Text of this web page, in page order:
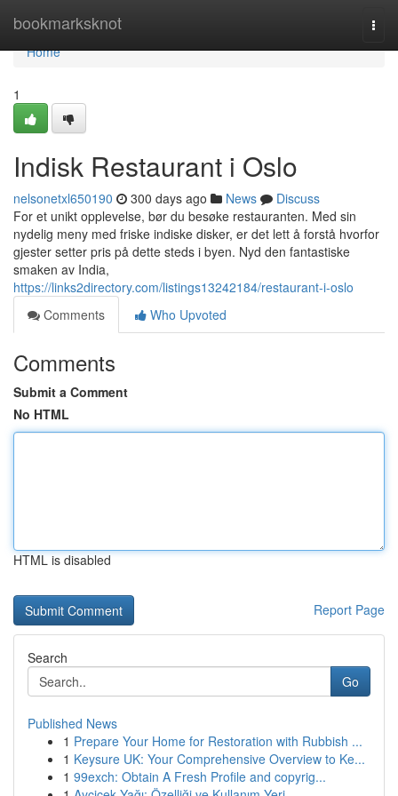
bookmarksknot
Home
Home
1
Indisk Restaurant i Oslo
nelsonetxl650190 300 days ago News
Discuss
For et unikt opplevelse, bør du besøke restauranten. Med sin
nydelig meny med friske indiske disker, er det lett å forstå hvorfor
gjester setter pris på dette steds i byen. Nyd den fantastiske
smaken av India,
https://links2directory.com/listings13242184/restaurant-i-oslo
Comments
Who Upvoted
Comments
Submit a Comment
No HTML
HTML is disabled
Report Page
Search
Go
Published News
1 Prepare Your Home for Restoration with Rubbish ...
1 Keysure UK: Your Comprehensive Overview to Ke...
1 99exch: Obtain A Fresh Profile and copyrig...